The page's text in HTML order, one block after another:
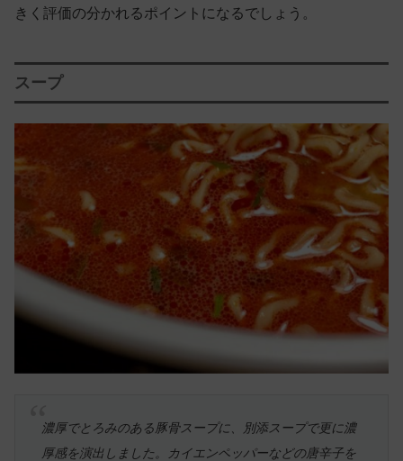
きく評価の分かれるポイントになるでしょう。
スープ
濃厚でとろみのある豚骨スープに、別添スープで更に濃
厚感を演出しました。カイエンペッパーなどの唐辛子を